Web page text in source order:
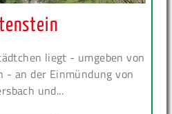
liegt - umgeben von
- an der Einmündung von
und...